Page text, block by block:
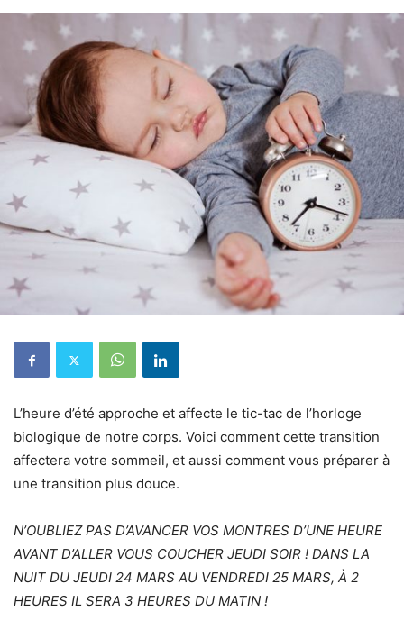
L’heure d’été approche et affecte le tic-tac de l’horloge
biologique de notre corps. Voici comment cette transition
affectera votre sommeil, et aussi comment vous préparer à
une transition plus douce.
N’OUBLIEZ PAS D’AVANCER VOS MONTRES D’UNE HEURE
AVANT D’ALLER VOUS COUCHER JEUDI SOIR ! DANS LA
NUIT DU JEUDI 24 MARS AU VENDREDI 25 MARS, À 2
HEURES IL SERA 3 HEURES DU MATIN !